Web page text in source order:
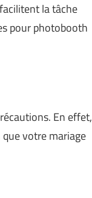
la tâche
pour photobooth
En effet,
que votre mariage